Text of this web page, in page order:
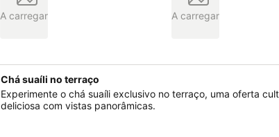
A carregar A carregar
Chá suaíli no terraço
Experimente o chá suaíli exclusivo no terraço, uma oferta
deliciosa com vistas panorâmicas.